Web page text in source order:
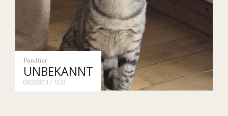
Fundtier
UNBEKANNT
0002873 / TEO